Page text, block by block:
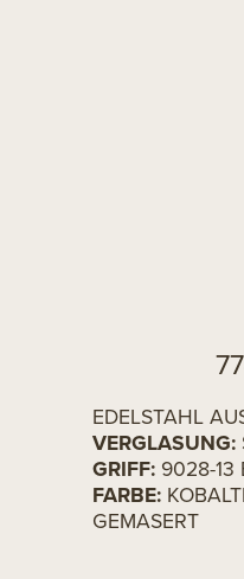
EDELSTAHL
VERGLASUNG:
GRIFF: 9028-13
FARBE:
GEMASERT